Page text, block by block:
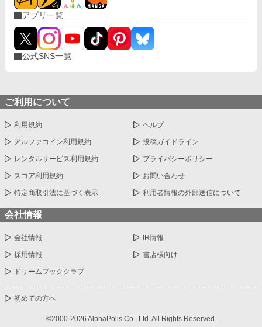
をきっかけに、私たちは書面で取り決めを交わした。不貞行為が
一度発覚するたび、離婚成立前の解決金として、彼は私に五百万
円を支払う。 「振り込んで」
アプリ一覧
公式SNS一覧
ご利用について
利用規約 ヘルプ
アルファコイン利用規約 投稿ガイドライン
レンタルサービス利用規約 プライバシーポリシー
スコア利用規約 お問い合わせ
特定商取引法に基づく表示 利用者情報の外部送信について
会社情報
会社情報 IR情報
採用情報 書店様向け
ドリームブッククラブ
初めての方へ
©2000-2026 AlphaPolis Co., Ltd. All Rights Reserved.